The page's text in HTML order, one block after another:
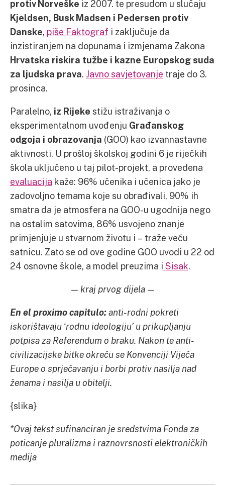
protiv Norveške iz 2007. te presudom u slučaju
Kjeldsen, Busk Madsen i Pedersen protiv
Danske, piše Faktograf i zaključuje da
inzistiranjem na dopunama i izmjenama Zakona
Hrvatska riskira tužbe i kazne Europskog suda
za ljudska prava. Javno savjetovanje traje do 3.
prosinca.
Paralelno, iz Rijeke stižu istraživanja o
eksperimentalnom uvođenju Građanskog
odgoja i obrazovanja (GOO) kao izvannastavne
aktivnosti. U prošloj školskoj godini 6 je riječkih
škola uključeno u taj pilot-projekt, a provedena
evaluacija kaže: 96% učenika i učenica jako je
zadovoljno temama koje su obrađivali, 90% ih
smatra da je atmosfera na GOO-u ugodnija nego
na ostalim satovima, 86% usvojeno znanje
primjenjuje u stvarnom životu i – traže veću
satnicu. Zato se od ove godine GOO uvodi u 22 od
24 osnovne škole, a model preuzima i Sisak.
— kraj prvog dijela —
En el proximo capitulo:anti-rodni pokreti
iskorištavaju ‘rodnu ideologiju’ u prikupljanju
potpisa za Referendum o braku. Nakon te anti-
civilizacijske bitke okreću se Konvenciji Vijeća
Europe o sprječavanju i borbi protiv nasilja nad
ženama i nasilja u obitelji.
{slika}
*Ovaj tekst sufinanciran je sredstvima Fonda za
poticanje pluralizma i raznovrsnosti elektroničkih
medija